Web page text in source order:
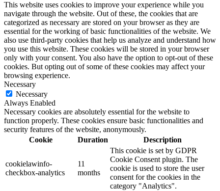
This website uses cookies to improve your experience while you
navigate through the website. Out of these, the cookies that are
categorized as necessary are stored on your browser as they are
essential for the working of basic functionalities of the website. We
also use third-party cookies that help us analyze and understand how
you use this website. These cookies will be stored in your browser
only with your consent. You also have the option to opt-out of these
cookies. But opting out of some of these cookies may affect your
browsing experience.
Necessary
Necessary
Always Enabled
Necessary cookies are absolutely essential for the website to
function properly. These cookies ensure basic functionalities and
security features of the website, anonymously.
Cookie
Duration Description
cookielawinfo-
checkbox-analytics
11
months
This cookie is set by GDPR
Cookie Consent plugin. The
cookie is used to store the user
consent for the cookies in the
category "Analytics".